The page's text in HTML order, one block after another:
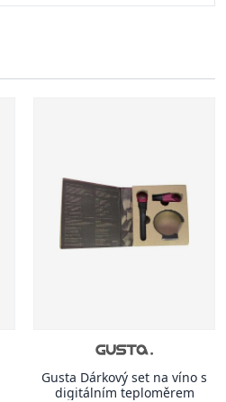
Gusta Dárkový set na víno s
digitálním teploměrem